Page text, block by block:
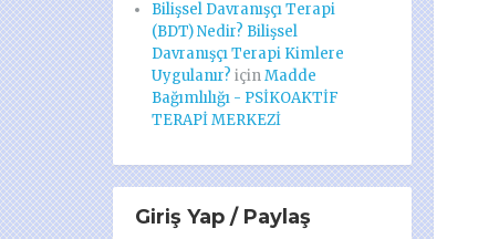
Bilişsel Davranışçı Terapi
(BDT) Nedir? Bilişsel
Davranışçı Terapi Kimlere
Uygulanır? içinMadde
Bağımlılığı - PSİKOAKTİF
TERAPİ MERKEZİ
Giriş Yap / Paylaş